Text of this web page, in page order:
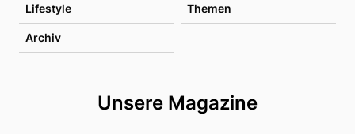
Lifestyle Themen
Archiv
Unsere Magazine